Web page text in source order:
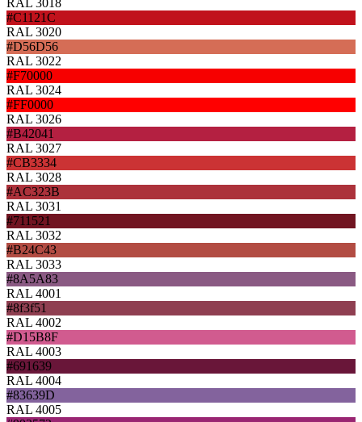
#C1121C
RAL 3020
#D56D56
RAL 3022
#F70000
RAL 3024
#FF0000
RAL 3026
#B42041
RAL 3027
#CB3334
RAL 3028
#AC323B
RAL 3031
#711521
RAL 3032
#B24C43
RAL 3033
#8A5A83
RAL 4001
#8f3f51
RAL 4002
#D15B8F
RAL 4003
#691639
RAL 4004
#83639D
RAL 4005